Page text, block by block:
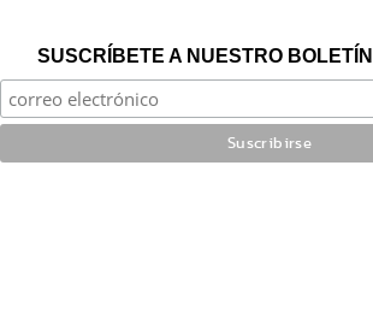
SUSCRÍBETE A NUESTRO